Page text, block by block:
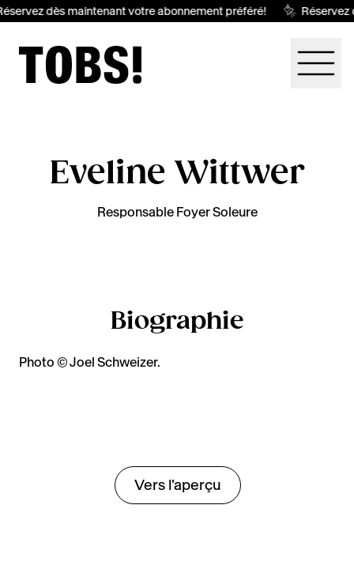
dès maintenant votre abonnement préféré! Réservez
Eveline Wittwer
Responsable Foyer Soleure
Biographie
Photo © Joel Schweizer.
Vers l'aperçu